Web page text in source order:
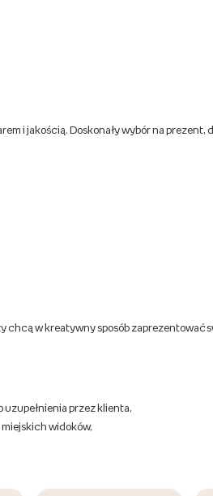
i jakością. Doskonały wybór na
w kreatywny sposób zaprezentować
przez klienta,
widoków,